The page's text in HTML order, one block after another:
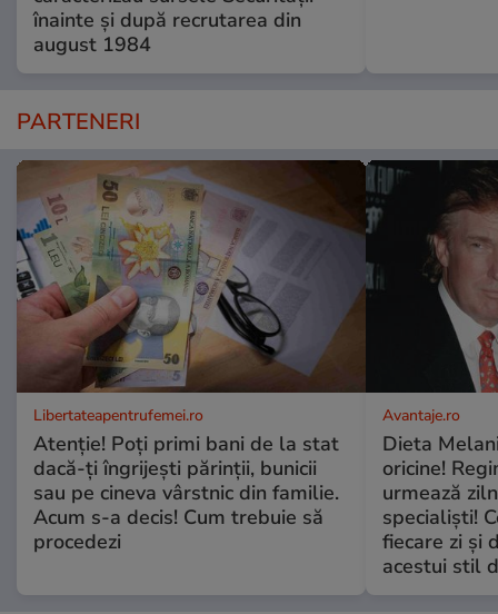
înainte și după recrutarea din
august 1984
PARTENERI
Libertateapentrufemei.ro
Atenție! Poți primi bani de la stat
dacă-ți îngrijești părinții, bunicii
sau pe cineva vârstnic din familie.
Acum s-a decis! Cum trebuie să
procedezi
Avantaje.ro
Dieta
oricine!
urmează
specialiști!
fiecare zi și
acestui stil